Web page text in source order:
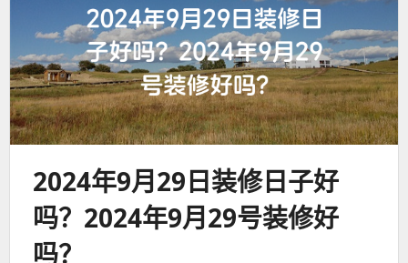
2024年9月29日装修日子好
吗？2024年9月29号装修好
吗？